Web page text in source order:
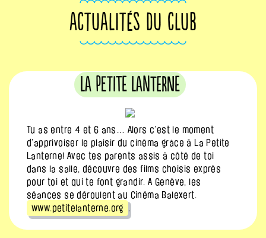
ACTUALITÉS DU CLUB
La Petite Lanterne
Tu as entre 4 et 6 ans… Alors c’est le moment
d’apprivoiser le plaisir du cinéma grâce à La Petite
Lanterne! Avec tes parents assis à côté de toi
dans la salle, découvre des films choisis exprès
pour toi et qui te font grandir. A Genève, les
séances se déroulent au Cinéma Balexert.
www.petitelanterne.org .